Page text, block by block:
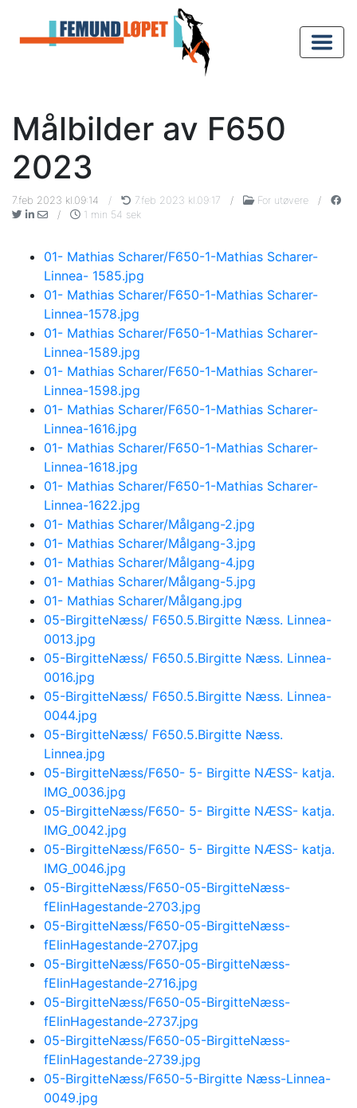
Målbilder av F650
2023
7.feb 2023 kl.09:14 / 7.feb 2023 kl.09:17 / For utøvere
/
/
1 min 54 sek
01- Mathias Scharer/F650-1-Mathias Scharer-
Linnea- 1585.jpg
01- Mathias Scharer/F650-1-Mathias Scharer-
Linnea-1578.jpg
01- Mathias Scharer/F650-1-Mathias Scharer-
Linnea-1589.jpg
01- Mathias Scharer/F650-1-Mathias Scharer-
Linnea-1598.jpg
01- Mathias Scharer/F650-1-Mathias Scharer-
Linnea-1616.jpg
01- Mathias Scharer/F650-1-Mathias Scharer-
Linnea-1618.jpg
01- Mathias Scharer/F650-1-Mathias Scharer-
Linnea-1622.jpg
01- Mathias Scharer/Målgang-2.jpg
01- Mathias Scharer/Målgang-3.jpg
01- Mathias Scharer/Målgang-4.jpg
01- Mathias Scharer/Målgang-5.jpg
01- Mathias Scharer/Målgang.jpg
05-BirgitteNæss/ F650.5.Birgitte Næss. Linnea-
0013.jpg
05-BirgitteNæss/ F650.5.Birgitte Næss. Linnea-
0016.jpg
05-BirgitteNæss/ F650.5.Birgitte Næss. Linnea-
0044.jpg
05-BirgitteNæss/ F650.5.Birgitte Næss.
Linnea.jpg
05-BirgitteNæss/F650- 5- Birgitte NÆSS- katja.
IMG_0036.jpg
05-BirgitteNæss/F650- 5- Birgitte NÆSS- katja.
IMG_0042.jpg
05-BirgitteNæss/F650- 5- Birgitte NÆSS- katja.
IMG_0046.jpg
05-BirgitteNæss/F650-05-BirgitteNæss-
fElinHagestande-2703.jpg
05-BirgitteNæss/F650-05-BirgitteNæss-
fElinHagestande-2707.jpg
05-BirgitteNæss/F650-05-BirgitteNæss-
fElinHagestande-2716.jpg
05-BirgitteNæss/F650-05-BirgitteNæss-
fElinHagestande-2737.jpg
05-BirgitteNæss/F650-05-BirgitteNæss-
fElinHagestande-2739.jpg
05-BirgitteNæss/F650-5-Birgitte Næss-Linnea-
0049.jpg